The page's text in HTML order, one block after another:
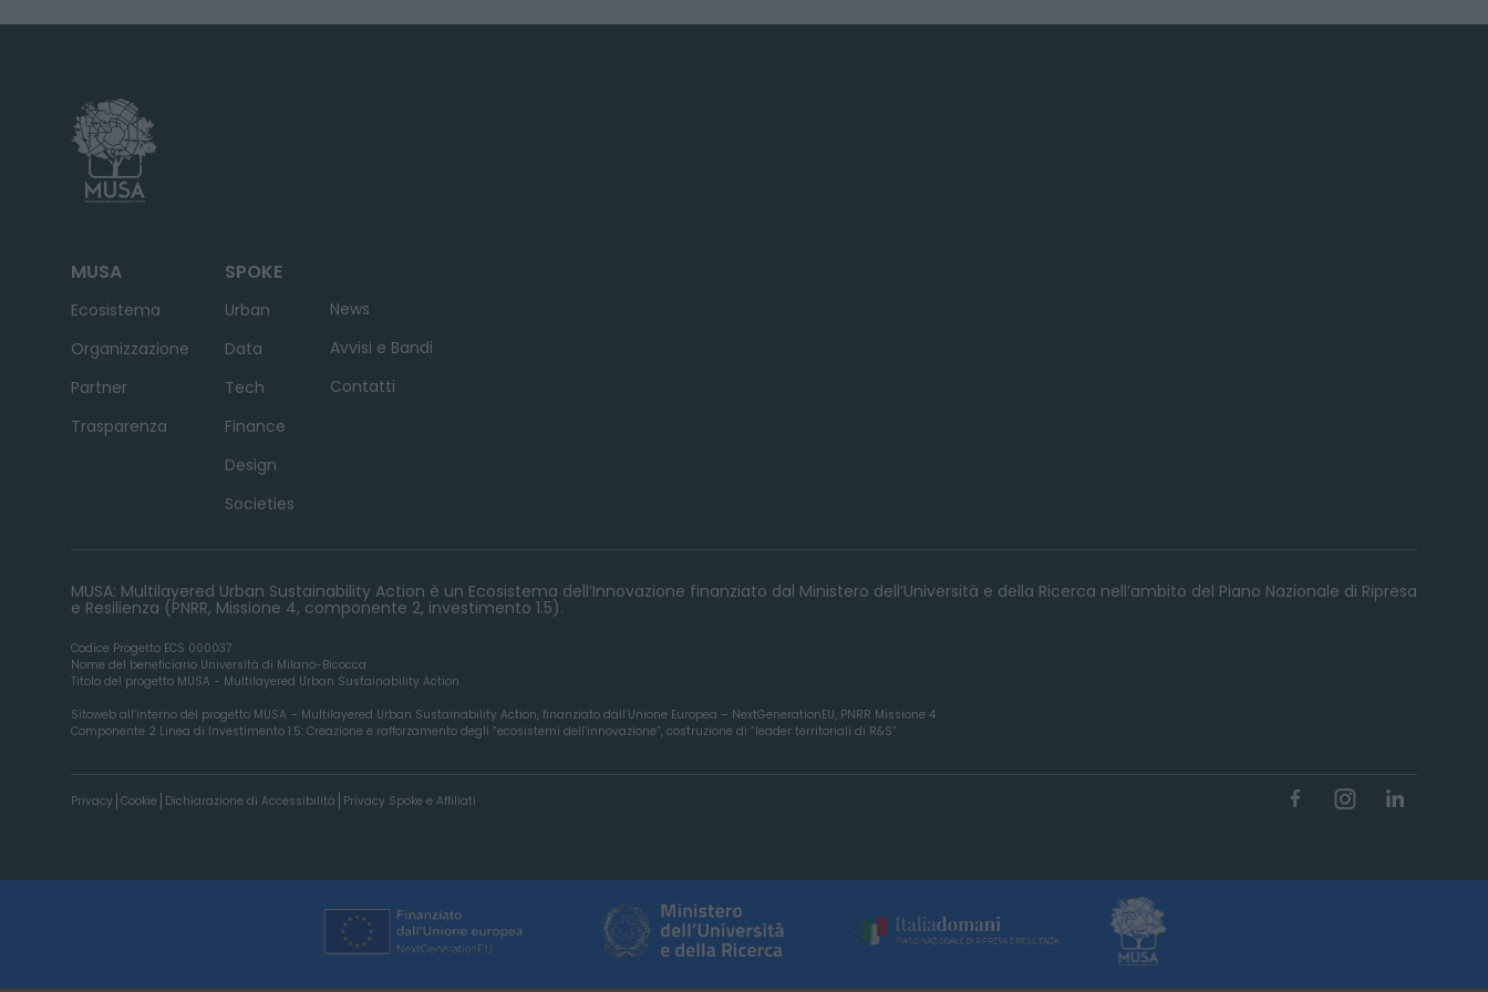
MUSA
Ecosistema
Organizzazione
Partner
Trasparenza
SPOKE
Urban
Data
Tech
Finance
Design
Societies
News
Avvisi e Bandi
Contatti
MUSA: Multilayered Urban Sustainability Action è un Ecosistema dell’Innovazione finanziato dal Ministero dell’Università e della Ricerca nell’ambito del Piano Nazionale di Ripresa
e Resilienza (PNRR, Missione 4, componente 2, investimento 1.5).
Codice Progetto ECS 000037
Nome del beneficiario Università di Milano-Bicocca
Titolo del progetto MUSA - Multilayered Urban Sustainability Action
Sitoweb all’interno del progetto MUSA – Multilayered Urban Sustainability Action, finanziato dall’Unione Europea – NextGenerationEU, PNRR Missione 4
Componente 2 Linea di Investimento 1.5: Creazione e rafforzamento degli “ecosistemi dell’innovazione”, costruzione di “leader territoriali di R&S”
Privacy Cookie Dichiarazione di Accessibilità Privacy Spoke e Affiliati